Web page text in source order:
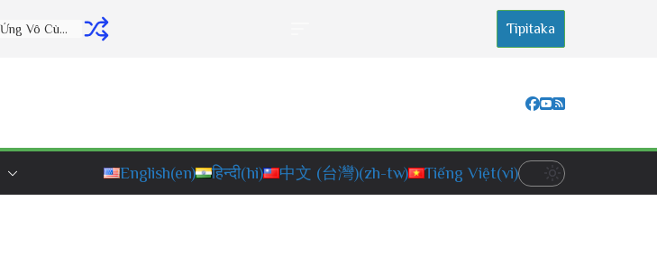
Thờ Cúng Đúng Cách Phúc Lộc Đầy Nhà (vấn đáp rất hay) – Thầy Thích Đạo Thịnh Tipitaka
English(en) हिन्दी(hi) 中文 (台灣)(zh-tw) Tiếng Việt(vi)